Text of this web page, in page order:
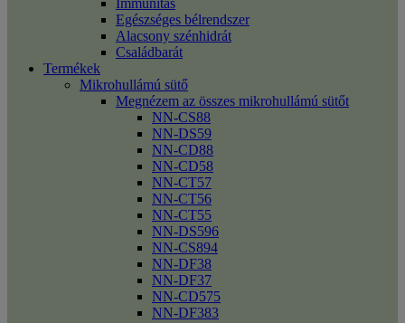
Immunitás
Egészséges bélrendszer
Alacsony szénhidrát
Családbarát
Termékek
Mikrohullámú sütő
Megnézem az összes mikrohullámú sütőt
NN-CS88
NN-DS59
NN-CD88
NN-CD58
NN-CT57
NN-CT56
NN-CT55
NN-DS596
NN-CS894
NN-DF38
NN-DF37
NN-CD575
NN-DF383